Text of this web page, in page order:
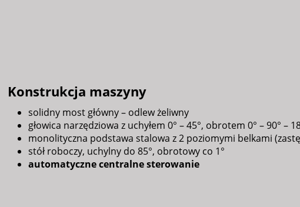
Konstrukcja maszyny
solidny most główny – odlew żeliwny
głowica narzędziowa z uchyłem 0° – 45°, obrotem 0° – 90° –
monolityczna podstawa stalowa z 2 poziomymi belkami
stół roboczy, uchylny do 85°, obrotowy co 1°
automatyczne centralne sterowanie